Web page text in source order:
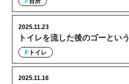
トイレを流した後のゴーとい
2025.11.23
トイレ
2025.11.16